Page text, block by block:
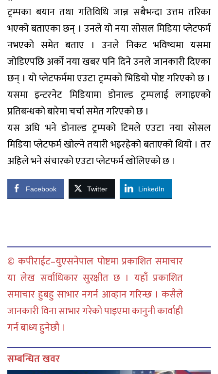
ट्रम्पका बयान तथा गतिविधि जान्न सबैभन्दा उत्तम तरिका
भएको बताएका छन् । उनले यो नया सोसल मिडिया प्लेटफर्म
नभएको समेत बताए । उनले निकट भविष्यमा यसमा
जोडिएपछि अर्को नया खबर पनि दिने उनले जानकारी दिएका
छन् । यो प्लेटफर्ममा एउटा ट्रम्पको भिडियो पोष्ट गरिएको छ ।
यसमा इन्टरनेट मिडियामा डोनाल्ड ट्रम्पलाई लगाइएको
प्रतिबन्धको बारेमा चर्चा समेत गरिएको छ ।
यस अघि भने डोनाल्ड ट्रम्पको टिमले एउटा नया सोसल
मिडिया प्लेटफर्म खोल्ने तयारी भइरहेको बताएको थियो । तर
अहिले भने संचारको एउटा प्लेटफर्म खोलिएको छ ।
Facebook Twitter LinkedIn
© कपीराईट–युएसनेपाल पोष्टमा प्रकाशित समाचार
या लेख सर्वाधिकार सुरक्षीत छ । यहाँ प्रकाशित
समाचार हुबहु साभार नगर्न आव्हान गरिन्छ । कसैले
जानकारी विना साभार गरेको पाइएमा कानुनी कार्वाही
गर्न बाध्य हुनेछौ ।
सम्बन्धित खवर